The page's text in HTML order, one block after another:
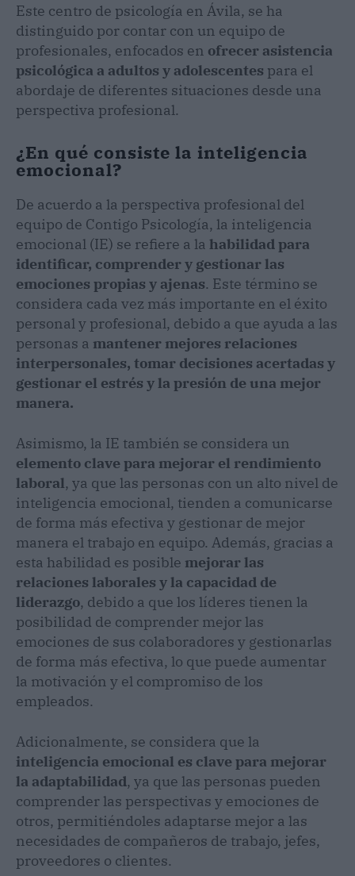
Este centro de psicología en Ávila, se ha
distinguido por contar con un equipo de
profesionales, enfocados en ofrecer asistencia
psicológica a adultos y adolescentes para el
abordaje de diferentes situaciones desde una
perspectiva profesional.
¿En qué consiste la inteligencia
emocional?
De acuerdo a la perspectiva profesional del
equipo de Contigo Psicología, la inteligencia
emocional (IE) se refiere a la habilidad para
identificar, comprender y gestionar las
emociones propias y ajenas. Este término se
considera cada vez más importante en el éxito
personal y profesional, debido a que ayuda a las
personas a mantener mejores relaciones
interpersonales, tomar decisiones acertadas y
gestionar el estrés y la presión de una mejor
manera.
Asimismo, la IE también se considera un
elemento clave para mejorar el rendimiento
laboral, ya que las personas con un alto nivel de
inteligencia emocional, tienden a comunicarse
de forma más efectiva y gestionar de mejor
manera el trabajo en equipo. Además, gracias a
esta habilidad es posible mejorar las
relaciones laborales y la capacidad de
liderazgo, debido a que los líderes tienen la
posibilidad de comprender mejor las
emociones de sus colaboradores y gestionarlas
de forma más efectiva, lo que puede aumentar
la motivación y el compromiso de los
empleados.
Adicionalmente, se considera que la
inteligencia emocional es clave para mejorar
la adaptabilidad, ya que las personas pueden
comprender las perspectivas y emociones de
otros, permitiéndoles adaptarse mejor a las
necesidades de compañeros de trabajo, jefes,
proveedores o clientes.